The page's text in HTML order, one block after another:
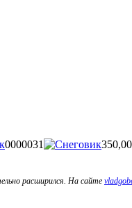
0000031
расширился. На сайте